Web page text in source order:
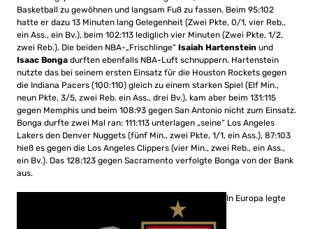
Basketball zu gewöhnen und langsam Fuß zu fassen. Beim 95:102
hatte er dazu 13 Minuten lang Gelegenheit (Zwei Pkte, 0/1, vier Reb.,
ein Ass., ein Bv.), beim 102:113 lediglich vier Minuten (Zwei Pkte, 1/2,
zwei Reb.). Die beiden NBA-„Frischlinge“ Isaiah Hartenstein und
Isaac Bonga durften ebenfalls NBA-Luft schnuppern. Hartenstein
nutzte das bei seinem ersten Einsatz für die Houston Rockets gegen
die Indiana Pacers (100:110) gleich zu einem starken Spiel (Elf Min.,
neun Pkte, 3/5, zwei Reb. ein Ass., drei Bv.), kam aber beim 131:115
gegen Memphis und beim 108:93 gegen San Antonio nicht zum Einsatz.
Bonga durfte zwei Mal ran: 111:113 unterlagen „seine“ Los Angeles
Lakers den Denver Nuggets (fünf Min., zwei Pkte, 1/1, ein Ass.), 87:103
hieß es gegen die Los Angeles Clippers (vier Min., zwei Reb., ein Ass.,
ein Bv.). Das 128:123 gegen Sacramento verfolgte Bonga von der Bank
aus.
In Europa legte